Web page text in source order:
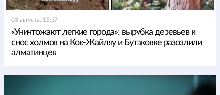
03 августа, 15:37
«Уничтожают легкие города»: вырубка деревьев и
снос холмов на Кок-Жайляу и Бутаковке разозлили
алматинцев